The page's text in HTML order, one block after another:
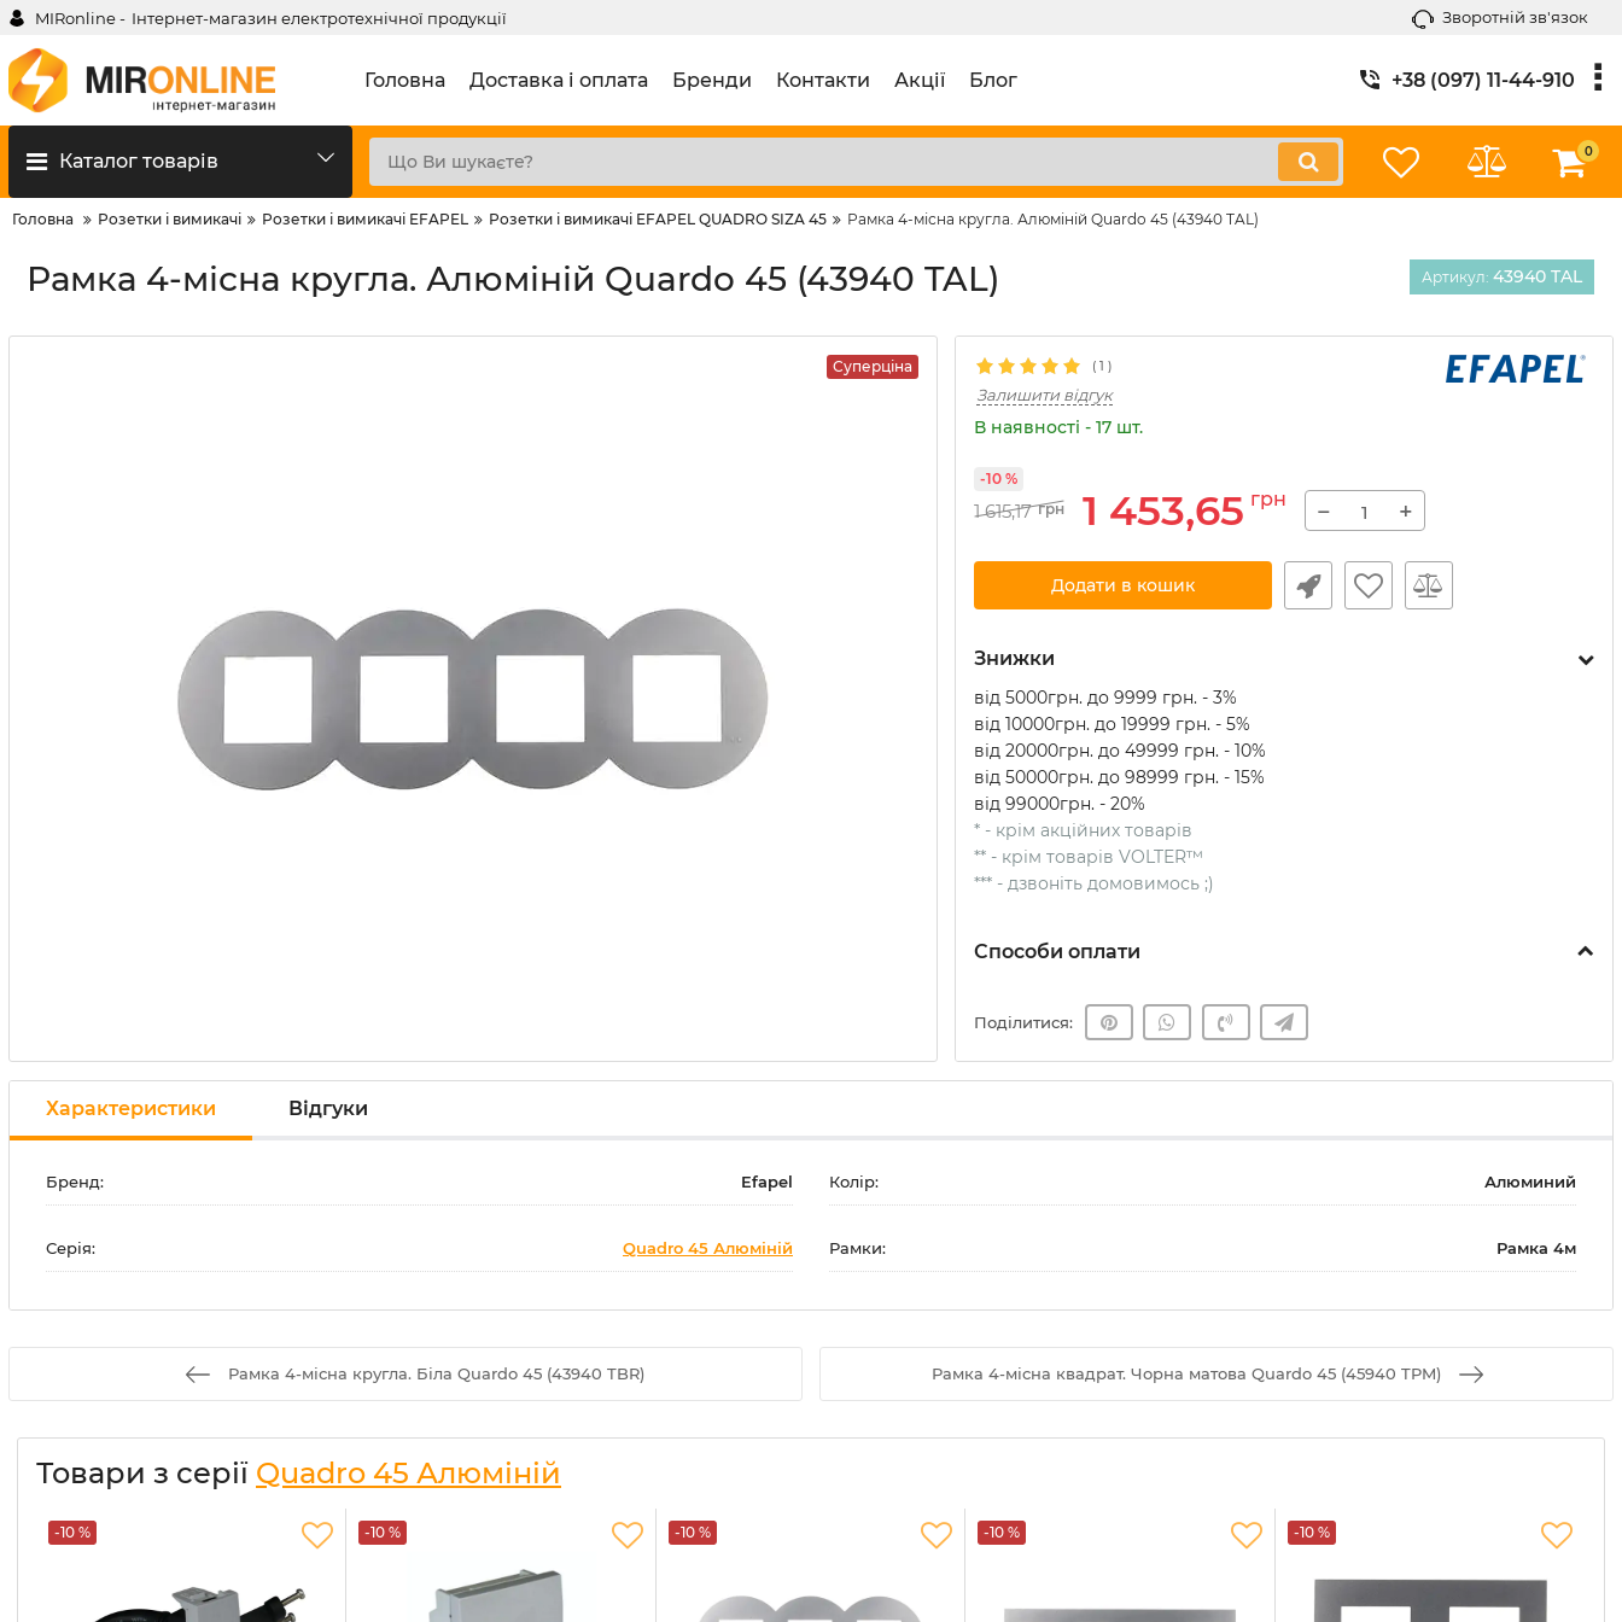
MIRonline - Інтернет-магазин електротехнічної продукції Зворотній зв'язок
Головна Доставка і оплата Бренди Контакти Акції Блог +38 (097) 11-44-910
Каталог товарів 0
Головна Розетки і вимикачі Розетки і вимикачі EFAPEL Розетки і вимикачі EFAPEL QUADRO SIZA 45 Рамка 4-місна кругла. Алюміній Quardo 45 (43940 TAL)
Рамка 4-місна кругла. Алюміній Quardo 45 (43940 TAL) Артикул: 43940 TAL
Суперціна ( 1 )
Залишити відгук
В наявності - 17 шт.
1 615,17 грн 1 453,65 грн
-10 %
− +
Додати в кошик
Знижки
від 5000грн. до 9999 грн. - 3%
від 10000грн. до 19999 грн. - 5%
від 20000грн. до 49999 грн. - 10%
від 50000грн. до 98999 грн. - 15%
від 99000грн. - 20%
* - крім акційних товарів
** - крім товарів VOLTER™
*** - дзвоніть домовимось ;)
Способи оплати
Поділитися:
Характеристики Відгуки
Бренд: Efapel Колір: Алюминий
Серія: Quadro 45 Алюміній Рамки: Рамка 4м
Рамка 4-місна кругла. Біла Quardo 45 (43940 TBR) Рамка 4-місна квадрат. Чорна матова Quardo 45 (45940 TPM)
Товари з серії Quadro 45 Алюміній
-10 % -10 % -10 % -10 % -10 %